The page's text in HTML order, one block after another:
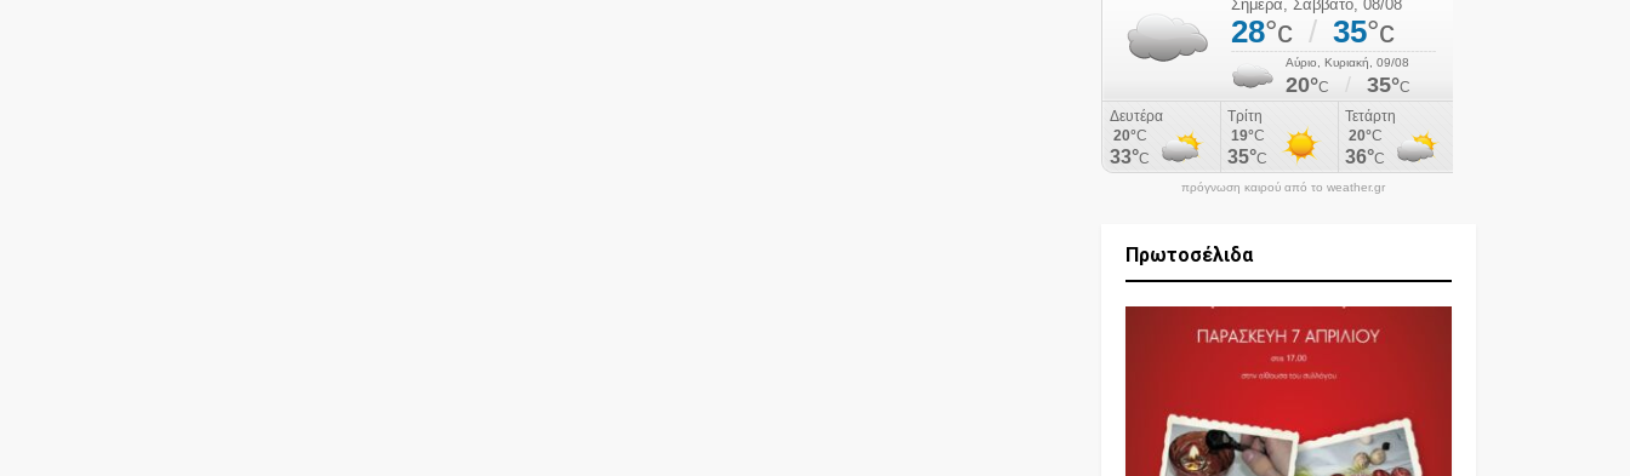
πρόγνωση καιρού από το weather.gr
Πρωτοσέλιδα